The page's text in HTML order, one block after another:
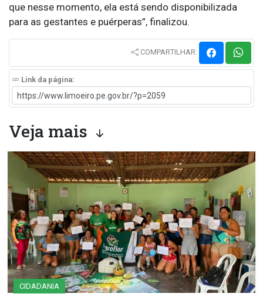
que nesse momento, ela está sendo disponibilizada
para as gestantes e puérperas”, finalizou.
COMPARTILHAR:
Link da página:
Veja mais
CIDADANIA